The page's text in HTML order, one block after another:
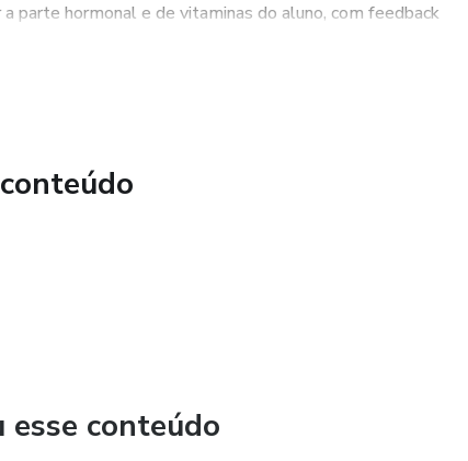
e procurar um atendimento médico. Como usuário, você
parte hormonal e de vitaminas do aluno, com feedback
conteúdo